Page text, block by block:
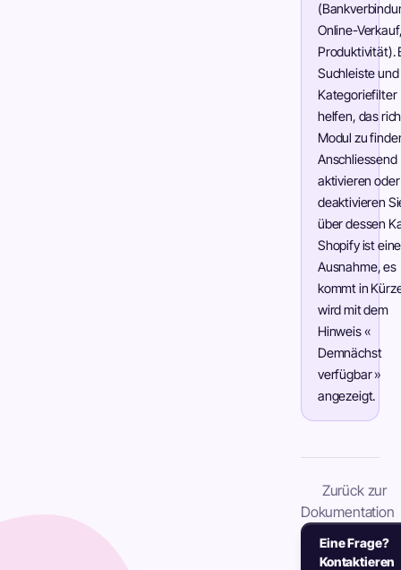
Online-
Produktivität).
Suchleiste und
Kategoriefilter
helfen, das
Modul zu
Anschliessend
aktivieren oder
deaktivieren
über dessen
Shopify ist eine
Ausnahme, es
kommt in
wird mit dem
Hinweis «
Demnächst
verfügbar »
angezeigt.
Zurück zur
Dokumentation
Eine Frage?
Kontaktieren